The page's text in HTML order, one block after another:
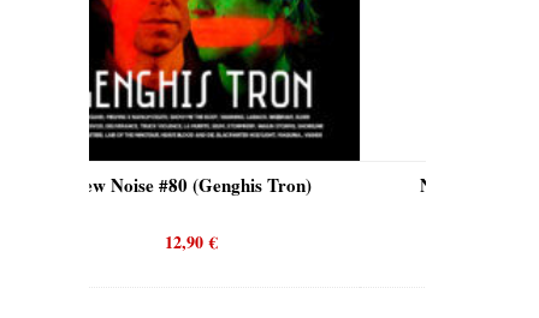
New Noise #80 (Quicksand)